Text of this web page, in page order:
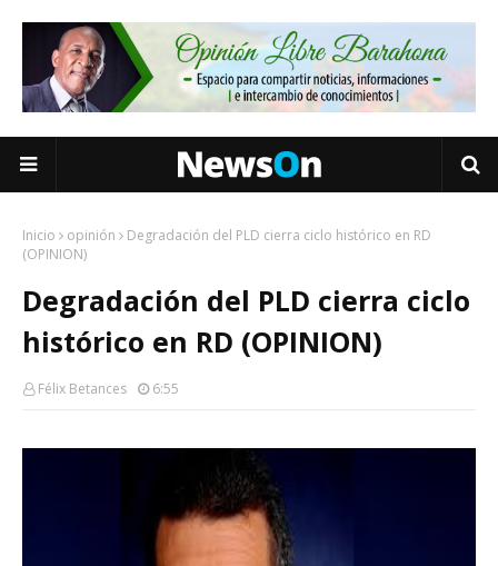
Inicio opinión
Degradación del PLD cierra ciclo histórico en RD
(OPINION)
Degradación del PLD cierra ciclo
histórico en RD (OPINION)
Félix Betances 6:55